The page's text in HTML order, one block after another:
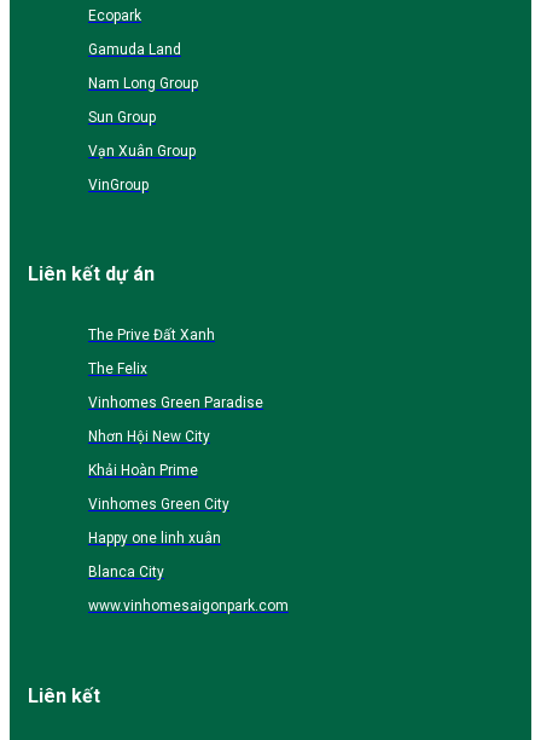
Ecopark
Gamuda Land
Nam Long Group
Sun Group
Vạn Xuân Group
VinGroup
Liên kết dự án
The Prive Đất Xanh
The Felix
Vinhomes Green Paradise
Nhơn Hội New City
Khải Hoàn Prime
Vinhomes Green City
Happy one linh xuân
Blanca City
www.vinhomesaigonpark.com
Liên kết